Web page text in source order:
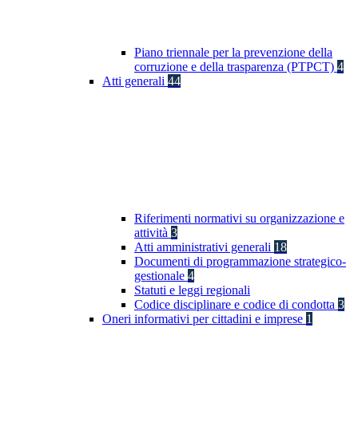
Piano triennale per la prevenzione della
corruzione e della trasparenza (PTPCT) 4
Atti generali 44
Riferimenti normativi su organizzazione e
attività 3
Atti amministrativi generali 18
Documenti di programmazione strategico-
gestionale 4
Statuti e leggi regionali
Codice disciplinare e codice di condotta 3
Oneri informativi per cittadini e imprese 1